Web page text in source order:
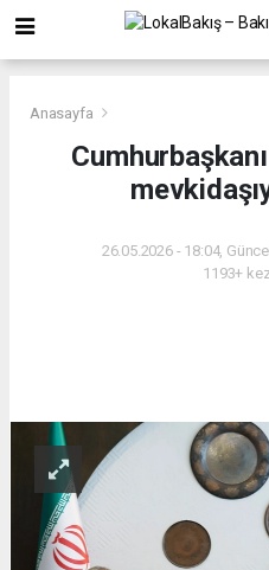
Anasayfa
26.05.2026 - 18:04,
1193+